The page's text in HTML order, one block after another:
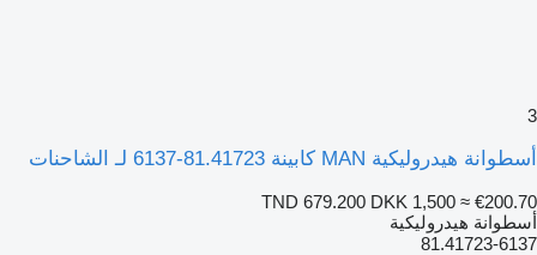
3
أسطوانة هيدروليكية MAN كابينة 81.41723-6137 لـ الشاحنات
TND 679.200 DKK 1,500 ≈ €200.70
أسطوانة هيدروليكية
81.41723-6137